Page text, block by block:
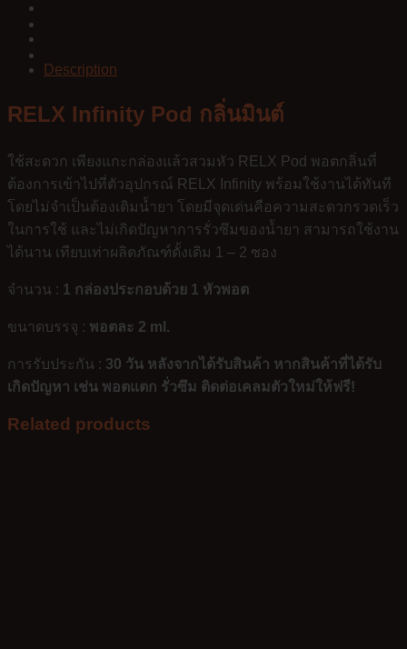
Description
RELX Infinity Pod กลิ่นมินต์
ใช้สะดวก เพียงแกะกล่องแล้วสวมหัว RELX Pod พอตกลิ่นที่
ต้องการเข้าไปที่ตัวอุปกรณ์ RELX Infinity พร้อมใช้งานได้ทันที
โดยไม่จำเป็นต้องเติมน้ำยา โดยมีจุดเด่นคือความสะดวกรวดเร็ว
ในการใช้ และไม่เกิดปัญหาการรั่วซึมของน้ำยา สามารถใช้งาน
ได้นาน เทียบเท่าผลิตภัณฑ์ดั้งเดิม 1 – 2 ซอง
จำนวน : 1 กล่องประกอบด้วย 1 หัวพอต
ขนาดบรรจุ : พอตละ 2 ml.
การรับประกัน : 30 วัน หลังจากได้รับสินค้า หากสินค้าที่ได้รับ
เกิดปัญหา เช่น พอตแตก รั่วซึม ติดต่อเคลมตัวใหม่ให้ฟรี!
Related products